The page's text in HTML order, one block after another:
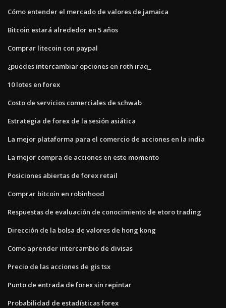
Cómo entender el mercado de valores de jamaica
Bitcoin estará alrededor en 5 años
Comprar litecoin con paypal
¿puedes intercambiar opciones en roth iraq_
10 lotes en forex
Costo de servicios comerciales de schwab
Estrategia de forex de la sesión asiática
La mejor plataforma para el comercio de acciones en la india
La mejor compra de acciones en este momento
Posiciones abiertas de forex retail
Comprar bitcoin en robinhood
Respuestas de evaluación de conocimiento de etoro trading
Dirección de la bolsa de valores de hong kong
Como aprender intercambio de divisas
Precio de las acciones de gis tsx
Punto de entrada de forex sin repintar
Probabilidad de estadísticas forex